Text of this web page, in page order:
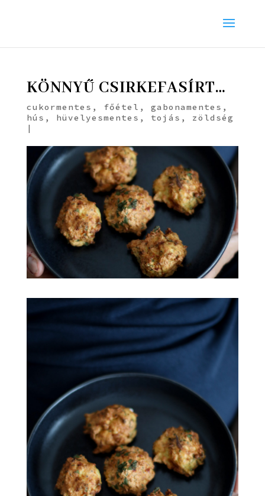
KÖNNYŰ CSIRKEFASÍRT…
cukormentes , főétel , gabonamentes ,
hús , hüvelyesmentes , tojás , zöldség
|